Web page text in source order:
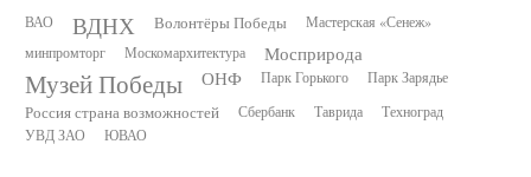
ВАО ВДНХ Волонтёры Победы
Мастерская «Сенеж»
минпромторг
Москомархитектура Мосприрода
Музей Победы ОНФ Парк Горького Парк Зарядье
Россия страна возможностей Сбербанк Таврида
Техноград
УВД ЗАО
ЮВАО